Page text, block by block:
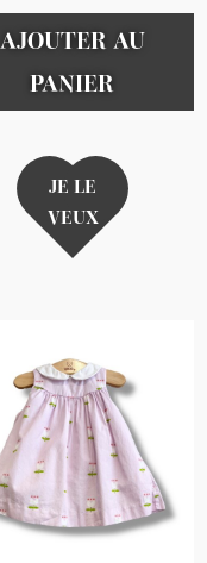
AJOUTER AU
PANIER
JE LE
VEUX